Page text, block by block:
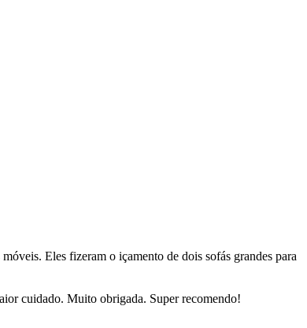
Eles fizeram o içamento de dois sofás grandes para
cuidado. Muito obrigada. Super recomendo!